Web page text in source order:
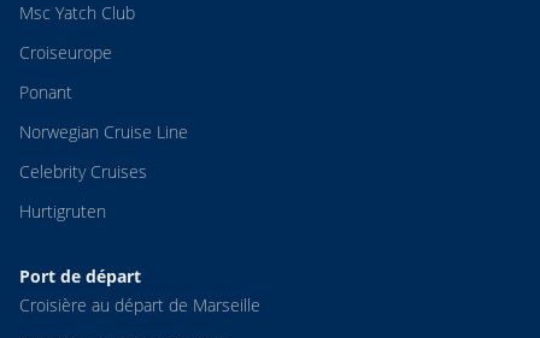
Msc Yatch Club
Croiseurope
Ponant
Norwegian Cruise Line
Celebrity Cruises
Hurtigruten
Port de départ
Croisière au départ de Marseille